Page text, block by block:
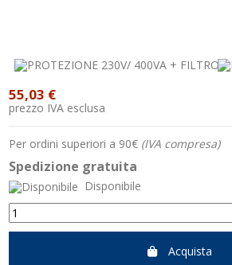
55,03 €
prezzo IVA esclusa
Per ordini superiori a 90€ (IVA compresa)
Spedizione gratuita
Disponibile
Acquista